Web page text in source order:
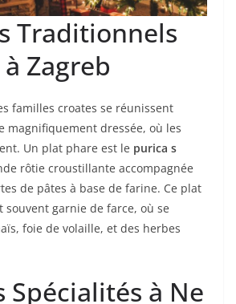
Traditionnels
Zagreb
familles croates se réunissent
magnifiquement dressée, où les
Un plat phare est le purica s
rôtie croustillante accompagnée
de pâtes à base de farine. Ce plat
souvent garnie de farce, où se
foie de volaille, et des herbes
Spécialités à Ne